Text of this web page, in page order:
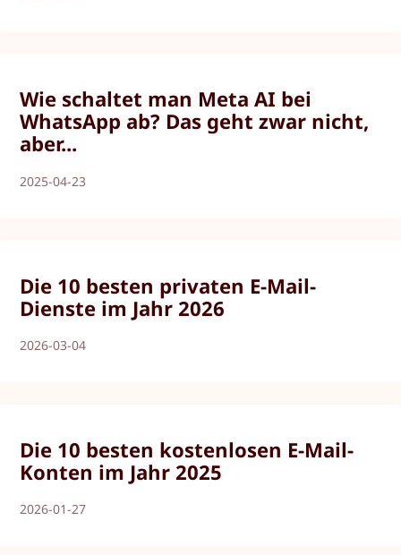
Wie schaltet man Meta AI bei
WhatsApp ab? Das geht zwar nicht,
aber...
2025-04-23
Die 10 besten privaten E-Mail-
Dienste im Jahr 2026
2026-03-04
Die 10 besten kostenlosen E-Mail-
Konten im Jahr 2025
2026-01-27